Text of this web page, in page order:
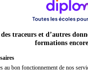
traceurs et d’autres
formations
au bon fonctionnement de nos